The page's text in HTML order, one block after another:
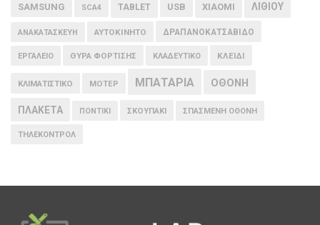
SAMSUNG SCA4 TABLET USB XIAOMI ΛΙΘΙΟΥ
ΑΝΑΚΑΤΑΣΚΕΥΗ ΑΥΤΟΚΙΝΗΤΟ ΔΡΑΠΑΝΟΚΑΤΣΑΒΙΔΟ
ΕΡΓΑΛΕΙΟ ΘΥΡΑ ΦΟΡΤΙΣΗΣ ΚΛΑΔΕΥΤΙΚΟ ΚΛΕΙΔΙ
ΚΛΙΜΑΤΙΣΤΙΚΟ ΜΟΤΕΡ ΜΠΑΤΑΡΙΑ ΟΘΟΝΗ
ΠΛΑΚΕΤΑ ΠΟΝΤΙΚΙ ΣΚΟΥΠΑΚΙ ΣΠΑΣΜΕΝΗ ΟΘΟΝΗ
ΤΗΛΕΚΟΝΤΡΟΛ